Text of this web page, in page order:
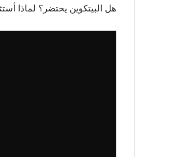
هل البيتكوين يحتضر؟ لماذا أستثمر 500 دولار في “الذهب الرقمي” رغم الخوف